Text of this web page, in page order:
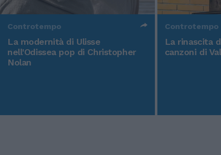
Controtempo
La modernità di Ulisse
nell'Odissea pop di Christopher
Nolan
Controtempo
La rinascita
canzoni di